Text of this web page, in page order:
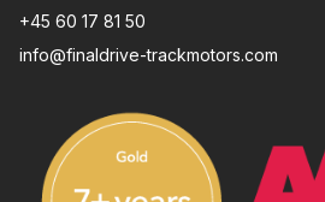
+45 60 17 81 50
info@finaldrive-trackmotors.com